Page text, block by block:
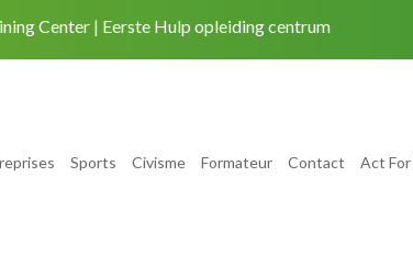
Center Eerste Hulp opleiding centrum
Sports Civisme Formateur Contact Act